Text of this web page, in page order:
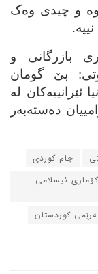
و چیدی وه‌ک
بازرگانی و
بێ گومان
ئێرانییه‌کان له‌
ده‌سته‌به‌ر
جام کوردی
ئیسلامی
کوردستان